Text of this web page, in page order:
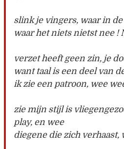
slink je vingers, waar in
waar het niets nietst nee !
verzet heeft geen zin, je
want taal is een deel van
ik zie een patroon, wee
zie mijn stijl is
play, en wee
diegene die zich verhaast,